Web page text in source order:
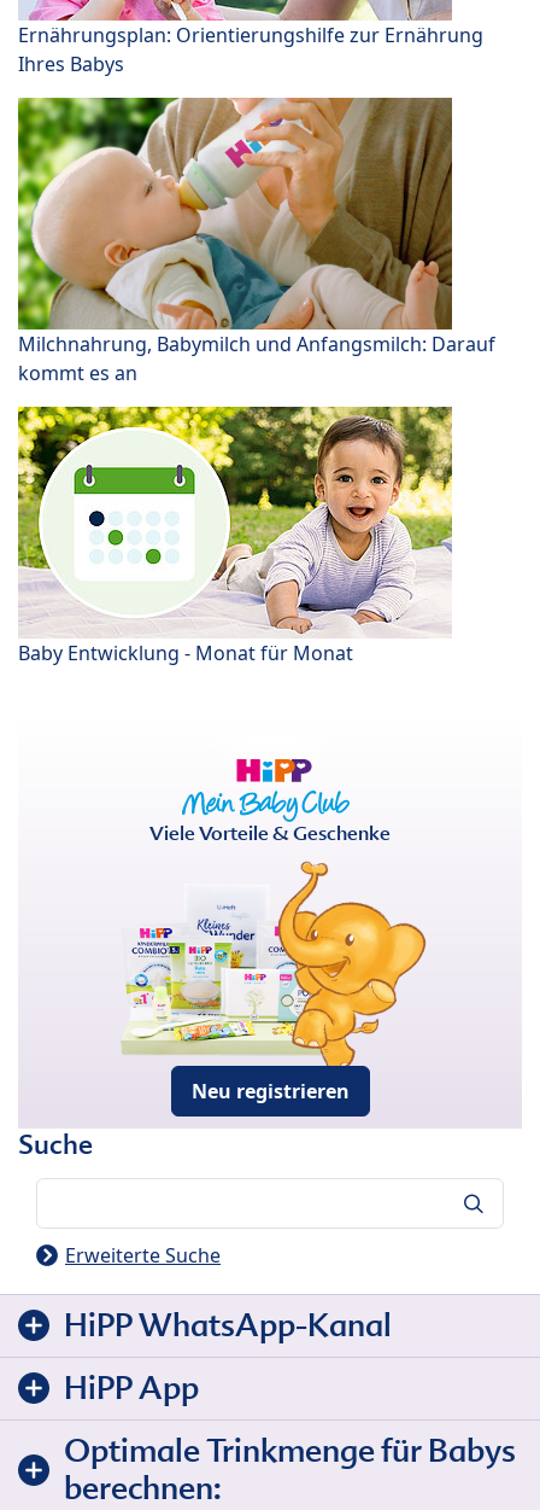
Ernährungsplan: Orientierungshilfe zur Ernährung
Ihres Babys
Milchnahrung, Babymilch und Anfangsmilch: Darauf
kommt es an
Baby Entwicklung - Monat für Monat
Viele Vorteile & Geschenke
Neu registrieren
Suche
Erweiterte Suche
HiPP WhatsApp-Kanal
HiPP App
Optimale Trinkmenge für Babys
berechnen: